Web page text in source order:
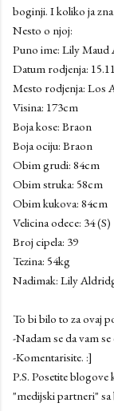
boginji. I koliko ja
Nesto o njoj:
Puno ime: Lily Maud
Datum rodjenja:
Mesto rodjenja: Los
Visina: 173cm
Boja kose: Braon
Boja ociju: Braon
Obim grudi: 84cm
Obim struka: 58cm
Obim kukova: 84cm
Velicina odece: 34 (S)
Broj cipela: 39
Tezina: 54kg
Nadimak: Lily
To bi bilo to za ovaj
-Nadam se da vam
-Komentarisite. :]
P.S. Posetite
"medijski partneri"